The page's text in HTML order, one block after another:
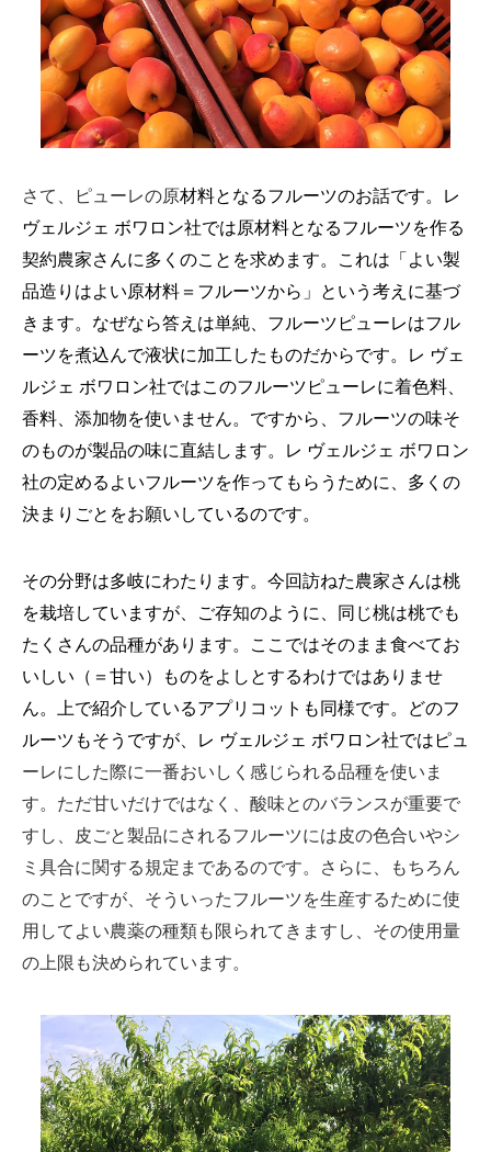
さて、ピューレの原材料となるフルーツのお話です。レ
ヴェルジェ ボワロン社では原材料となるフルーツを作る
契約農家さんに多くのことを求めます。これは「よい製
品造りはよい原材料＝フルーツから」という考えに基づ
きます。なぜなら答えは単純、フルーツピューレはフル
ーツを煮込んで液状に加工したものだからです。レ ヴェ
ルジェ ボワロン社ではこのフルーツピューレに着色料、
香料、添加物を使いません。ですから、フルーツの味そ
のものが製品の味に直結します。レ ヴェルジェ ボワロン
社の定めるよいフルーツを作ってもらうために、多くの
決まりごとをお願いしているのです。
その分野は多岐にわたります。今回訪ねた農家さんは桃
を栽培していますが、ご存知のように、同じ桃は桃でも
たくさんの品種があります。ここではそのまま食べてお
いしい（＝甘い）ものをよしとするわけではありませ
ん。上で紹介しているアプリコットも同様です。どのフ
ルーツもそうですが、レ ヴェルジェ ボワロン社ではピュ
ーレにした際に一番おいしく感じられる品種を使いま
す。ただ甘いだけではなく、酸味とのバランスが重要で
すし、皮ごと製品にされるフルーツには皮の色合いやシ
ミ具合に関する規定まであるのです。さらに、もちろん
のことですが、そういったフルーツを生産するために使
用してよい農薬の種類も限られてきますし、その使用量
の上限も決められています。